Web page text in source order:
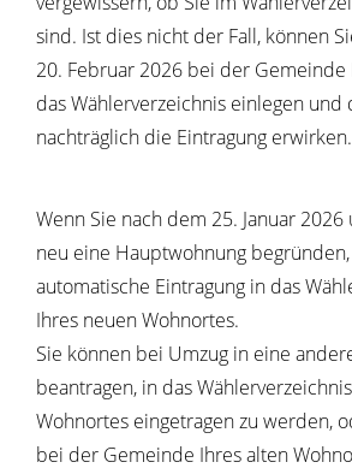
sind. Ist dies nicht der Fall, können
20. Februar 2026 bei der Gemeinde
das Wählerverzeichnis einlegen und
nachträglich die Eintragung erwirken.
Wenn Sie nach dem 25. Januar
neu eine Hauptwohnung
automatische Eintragung in das
Ihres neuen Wohnortes.
Sie können bei Umzug in eine
beantragen, in das
Wohnortes eingetragen zu werden,
bei der Gemeinde Ihres alten